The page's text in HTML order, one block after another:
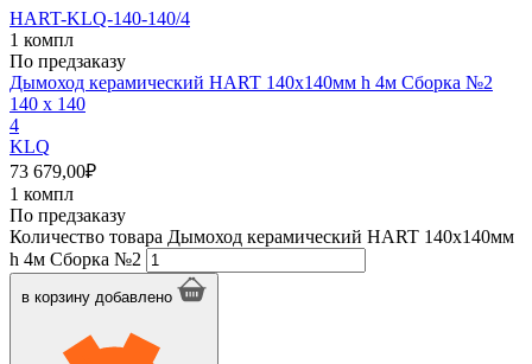
HART-KLQ-140-140/4
1 компл
По предзаказу
Дымоход керамический HART 140х140мм h 4м Сборка №2
140 x 140
4
KLQ
73 679,00₽
1 компл
По предзаказу
Количество товара Дымоход керамический HART 140х140мм
h 4м Сборка №2
в корзину добавлено